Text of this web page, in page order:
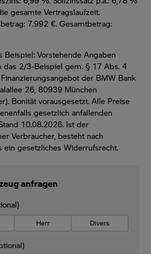
gesamte Vertragslaufzeit.
7.992 €. Gesamtbetrag:
Beispiel: Vorstehende Angaben
das 2/3-Beispiel gem. § 17 Abs. 4
der BMW Bank
26, 80939 München
Bonität vorausgesetzt. Alle Preise
gesetzlich anfallenden
10.08.2026. Ist der
Verbraucher, besteht nach
ein gesetzliches Widerrufsrecht.
anfragen
Herr Divers